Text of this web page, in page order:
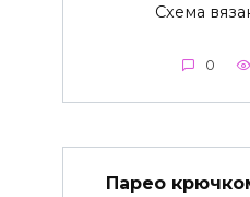
Схема
0
Парео